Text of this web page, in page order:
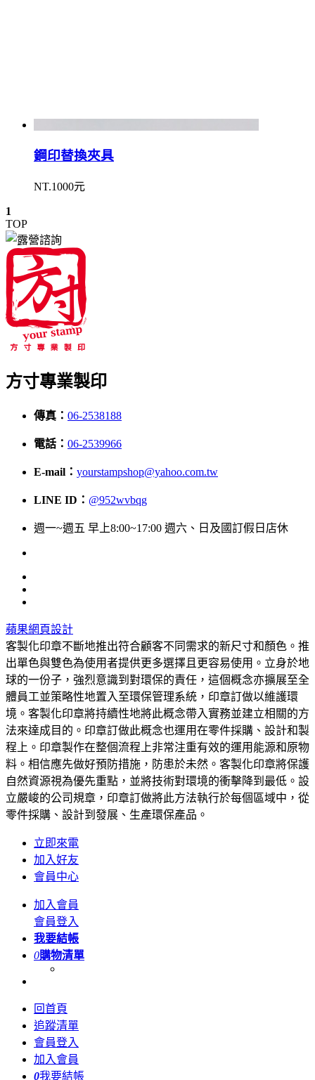
鋼印替換夾具
NT.1000元
1
TOP
方寸專業製印
傳真： 06-2538188
電話： 06-2539966
E-mail： yourstampshop@yahoo.com.tw
LINE ID： @952wvbqg
週一~週五 早上8:00~17:00 週六、日及國訂假日店休
蘋果網頁設計
客製化印章不斷地推出符合顧客不同需求的新尺寸和顏色。推
出單色與雙色為使用者提供更多選擇且更容易使用。立身於地
球的一份子，強烈意識到對環保的責任，這個概念亦擴展至全
體員工並策略性地置入至環保管理系統，印章訂做以維護環
境。客製化印章將持續性地將此概念帶入實務並建立相關的方
法來達成目的。印章訂做此概念也運用在零件採購、設計和製
程上。印章製作在整個流程上非常注重有效的運用能源和原物
料。相信應先做好預防措施，防患於未然。客製化印章將保護
自然資源視為優先重點，並將技術對環境的衝擊降到最低。設
立嚴峻的公司規章，印章訂做將此方法執行於每個區域中，從
零件採購、設計到發展、生產環保產品。
立即來電
加入好友
會員中心
加入會員
會員登入
我要結帳
0購物清單
回首頁
追蹤清單
會員登入
加入會員
0我要結帳